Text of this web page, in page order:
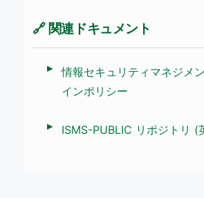
🔗 関連ドキュメント
情報セキュリティマネジメ
インポリシー
ISMS-PUBLIC リポジトリ (